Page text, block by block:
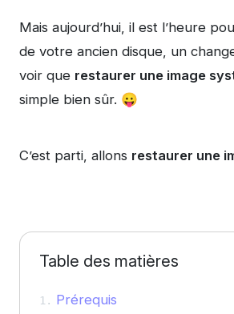
Mais aujourd’hui, il est l’heure
de votre ancien disque, un
voir que restaurer une image
simple bien sûr. 😛
C’est parti, allons restaurer une
Table des matières
Prérequis